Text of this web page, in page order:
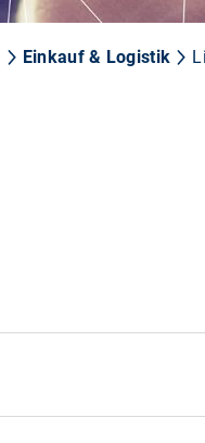
Einkauf & Logistik